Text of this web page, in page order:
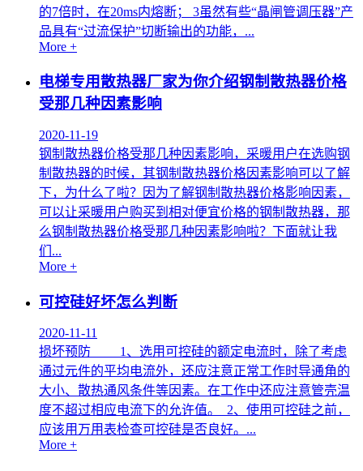
的7倍时，在20ms内熔断； 3虽然有些“晶闸管调压器”产
品具有“过流保护”切断输出的功能，...
More +
电梯专用散热器厂家为你介绍钢制散热器价格
受那几种因素影响
2020-11-19
钢制散热器价格受那几种因素影响，采暖用户在选购钢
制散热器的时候，其钢制散热器价格因素影响可以了解
下，为什么了啦？因为了解钢制散热器价格影响因素，
可以让采暖用户购买到相对便宜价格的钢制散热器，那
么钢制散热器价格受那几种因素影响啦？下面就让我
们...
More +
可控硅好坏怎么判断
2020-11-11
损坏预防 1、选用可控硅的额定电流时，除了考虑
通过元件的平均电流外，还应注意正常工作时导通角的
大小、散热通风条件等因素。在工作中还应注意管壳温
度不超过相应电流下的允许值。 2、使用可控硅之前，
应该用万用表检查可控硅是否良好。...
More +